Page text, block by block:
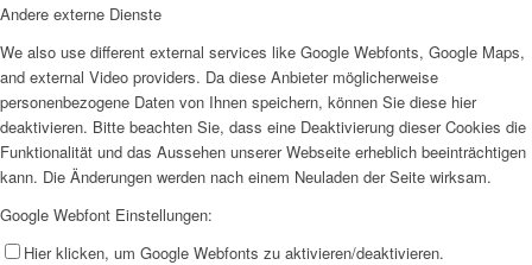
Andere externe Dienste
We also use different external services like Google Webfonts, Google Maps,
and external Video providers. Da diese Anbieter möglicherweise
personenbezogene Daten von Ihnen speichern, können Sie diese hier
deaktivieren. Bitte beachten Sie, dass eine Deaktivierung dieser Cookies die
Funktionalität und das Aussehen unserer Webseite erheblich beeinträchtigen
kann. Die Änderungen werden nach einem Neuladen der Seite wirksam.
Google Webfont Einstellungen:
Hier klicken, um Google Webfonts zu aktivieren/deaktivieren.